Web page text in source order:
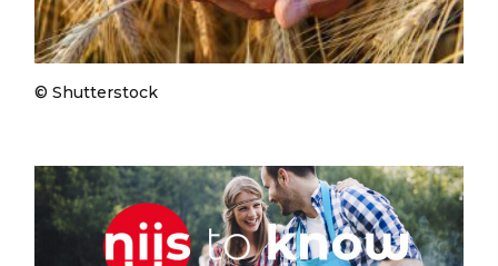
© Shutterstock